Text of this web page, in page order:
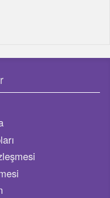
Olur?